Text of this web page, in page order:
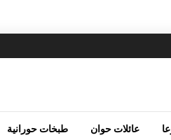
عائلات حوان طبخات حورانية